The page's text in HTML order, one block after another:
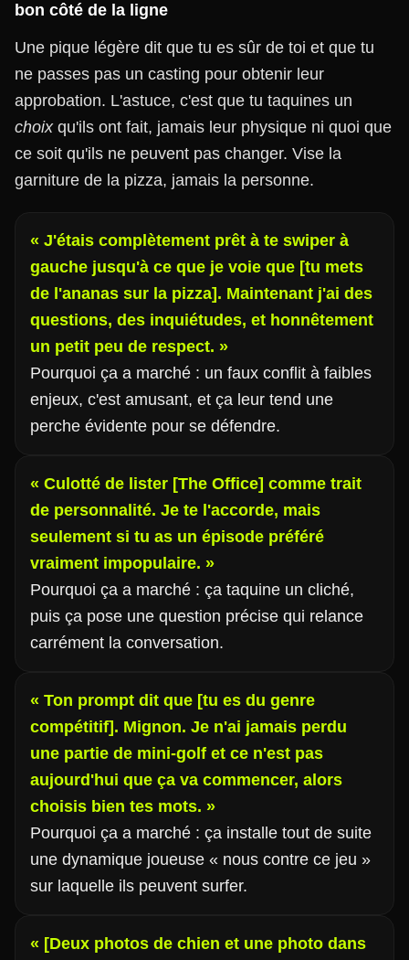
bon côté de la ligne
Une pique légère dit que tu es sûr de toi et que tu
ne passes pas un casting pour obtenir leur
approbation. L'astuce, c'est que tu taquines un
choixqu'ils ont fait, jamais leur physique ni quoi que
ce soit qu'ils ne peuvent pas changer. Vise la
garniture de la pizza, jamais la personne.
« J'étais complètement prêt à te swiper à
gauche jusqu'à ce que je voie que [tu mets
de l'ananas sur la pizza]. Maintenant j'ai des
questions, des inquiétudes, et honnêtement
un petit peu de respect. »
Pourquoi ça a marché : un faux conflit à faibles
enjeux, c'est amusant, et ça leur tend une
perche évidente pour se défendre.
« Culotté de lister [The Office] comme trait
de personnalité. Je te l'accorde, mais
seulement si tu as un épisode préféré
vraiment impopulaire. »
Pourquoi ça a marché : ça taquine un cliché,
puis ça pose une question précise qui relance
carrément la conversation.
« Ton prompt dit que [tu es du genre
compétitif]. Mignon. Je n'ai jamais perdu
une partie de mini-golf et ce n'est pas
aujourd'hui que ça va commencer, alors
choisis bien tes mots. »
Pourquoi ça a marché : ça installe tout de suite
une dynamique joueuse « nous contre ce jeu »
sur laquelle ils peuvent surfer.
« [Deux photos de chien et une photo dans